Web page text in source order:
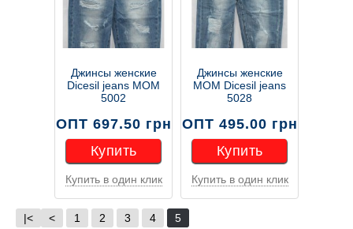
Джинсы женские
Dicesil jeans MOM
5002
ОПТ 697.50 грн
Купить
Купить
Купить в один клик
Джинсы женские
MOM Dicesil jeans
5028
ОПТ 495.00 грн
Купить
Купить
Купить в один клик
|< < 1 2 3 4
5